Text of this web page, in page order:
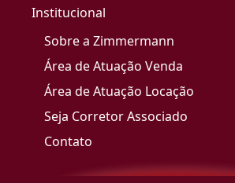
Institucional
Sobre a Zimmermann
Área de Atuação Venda
Área de Atuação Locação
Seja Corretor Associado
Contato